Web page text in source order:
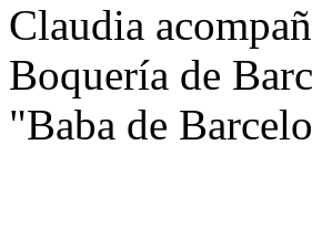
Claudia
Boquería de
"Baba de